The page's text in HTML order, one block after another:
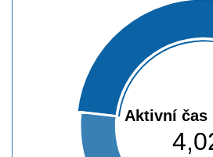
Aktivní čas